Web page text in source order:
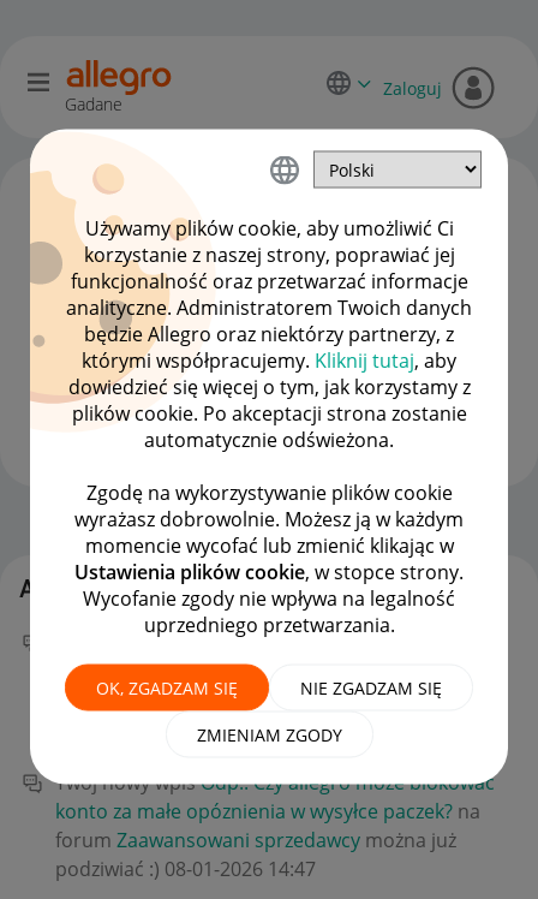
Używamy plików cookie, aby umożliwić Ci
korzystanie z naszej strony, poprawiać jej
funkcjonalność oraz przetwarzać informacje
analityczne. Administratorem Twoich danych
będzie Allegro oraz niektórzy partnerzy, z
którymi współpracujemy. Kliknij tutaj, aby
dowiedzieć się więcej o tym, jak korzystamy z
plików cookie. Po akceptacji strona zostanie
automatycznie odświeżona.
Zgodę na wykorzystywanie plików cookie
wyrażasz dobrowolnie. Możesz ją w każdym
momencie wycofać lub zmienić klikając w
Ustawienia plików cookie, w stopce strony.
Wycofanie zgody nie wpływa na legalność
uprzedniego przetwarzania.
OK, ZGADZAM SIĘ NIE ZGADZAM SIĘ
ZMIENIAM ZGODY
Gadane
Zaloguj
CarPart247
#8 Zapaleniec
Strona Główna OPCJE
Aktywność CarPart247
Twój nowy wpis
Odp.: Czy allegro moze blokować
konto za małe opóznienia w wysyłce paczek?
forumZaawansowani sprzedawcymożna już
‎08-01-202615:22
Twój nowy wpisOdp.: Czy allegro moze blokować
konto za małe opóznienia w wysyłce paczek? na
forum Zaawansowani sprzedawcy można już
podziwiać :) ‎08-01-2026 14:47